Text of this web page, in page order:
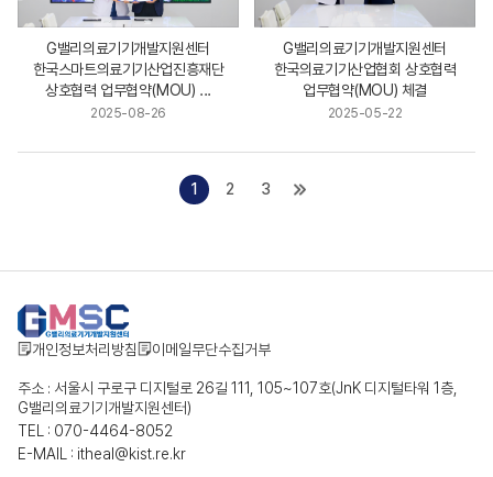
G밸리의료기기개발지원센터
한국스마트의료기기산업진흥재단
상호협력 업무협약(MOU) ...
2025-08-26
G밸리의료기기개발지원센터
한국의료기기산업협회 상호협력
업무협약(MOU) 체결
2025-05-22
1 2 3
개인정보처리방침 이메일무단수집거부
주소 : 서울시 구로구 디지털로 26길 111, 105~107호(JnK 디지털타워 1층,
G밸리의료기기개발지원센터)
TEL : 070-4464-8052
E-MAIL : itheal@kist.re.kr